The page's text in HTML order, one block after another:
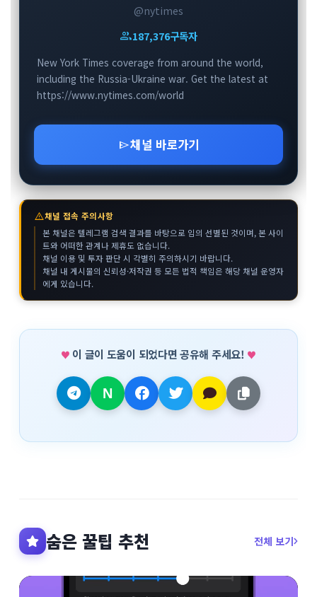
@nytimes
group187,376구독자
New York Times coverage from around the world,
including the Russia-Ukraine war. Get the latest at
https://www.nytimes.com/world
send채널 바로가기
warning채널 접속 주의사항
본 채널은 텔레그램 검색 결과를 바탕으로 임의 선별된 것이며, 본 사이
트와 어떠한 관계나 제휴도 없습니다.
채널 이용 및 투자 판단 시 각별히 주의하시기 바랍니다.
채널 내 게시물의 신뢰성·저작권 등 모든 법적 책임은 해당 채널 운영자
에게 있습니다.
이 글이 도움이 되었다면 공유해 주세요!
숨은 꿀팁 추천 전체 보기